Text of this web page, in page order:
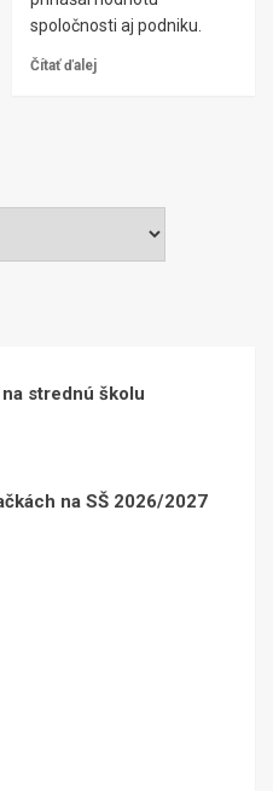
spoločnosti aj podniku.
Čítať ďalej
strednú školu
na SŠ 2026/2027